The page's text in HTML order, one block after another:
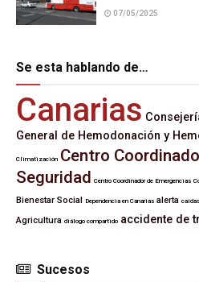
07/05/2025
Se esta hablando de…
Canarias
General de Hemodonación y
Climatización Centro
Seguridad Centro Coordinador de Emergencias
Bienestar Social Dependencia en Canarias alerta
Agricultura diálogo compartido accidente de
Sucesos